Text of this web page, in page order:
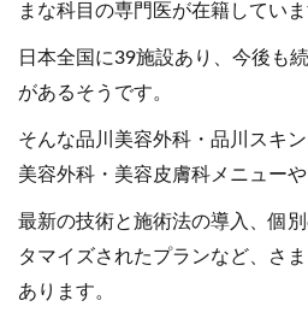
まな科目の専門医が在籍していま
日本全国に39施設あり、今後も
があるそうです。
そんな品川美容外科・品川スキ
美容外科・美容皮膚科メニューや
最新の技術と施術法の導入、個
タマイズされたプランなど、さ
あります。